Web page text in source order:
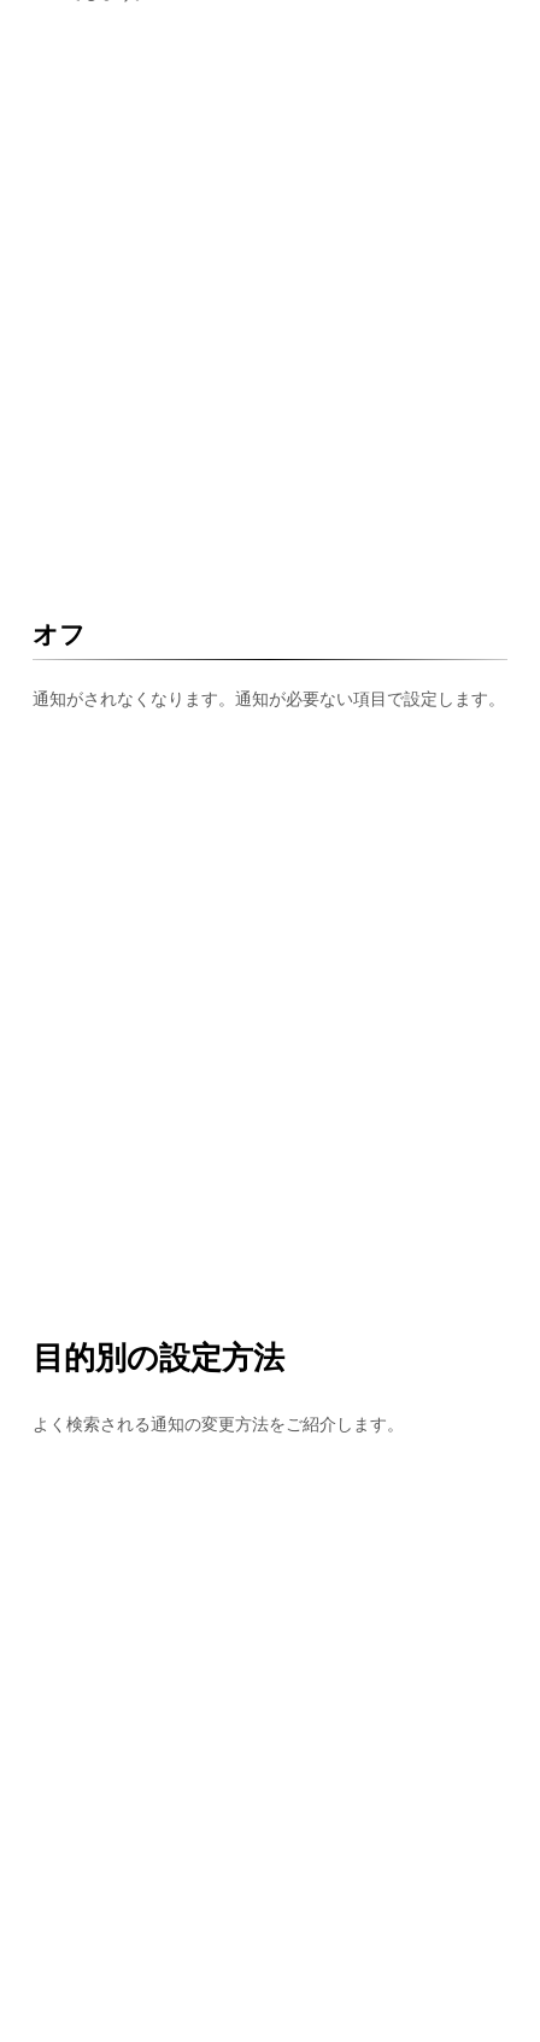
オフ
通知がされなくなります。通知が必要ない項目で設定します。
目的別の設定方法
よく検索される通知の変更方法をご紹介します。